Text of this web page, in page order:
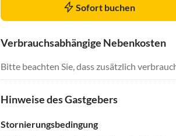
Sofort buchen
Verbrauchsabhängige Nebenkosten
Bitte beachten Sie, dass zusätzlich
Hinweise des Gastgebers
Stornierungsbedingung